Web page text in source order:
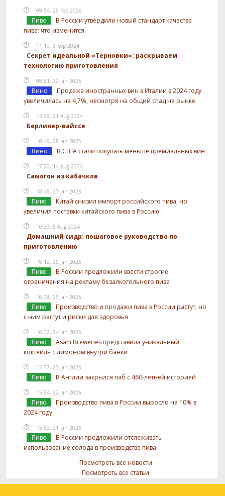
09:54, 26 Feb 2026
Пиво
В России утвердили новый стандарт качества
пива: что изменится
11:10, 6 Sep 2024
Секрет идеальной «Терновки»: раскрываем
технологию приготовления
09:51, 29 Jan 2025
Вино
Продажа иностранных вин в Италии в 2024 году
увеличилась на 4,7%, несмотря на общий спад на рынке
13:29, 21 Aug 2024
Берлинер-вайссе
18:49, 28 Jan 2025
Вино В США стали покупать меньше премиальных вин
17:20, 14 Aug 2024
Самогон из кабачков
18:45, 27 Jan 2025
Пиво
Китай снизил импорт российского пива, но
увеличил поставки китайского пива в Россию
10:39, 5 Aug 2024
Домашний сидр: пошаговое руководство по
приготовлению
16:12, 26 Jan 2025
Пиво
В России предложили ввести строгие
ограничения на рекламу безалкогольного пива
16:08, 25 Jan 2025
Пиво
Производство и продажи пива в России растут, но
с ним растут и риски для здоровья
16:02, 24 Jan 2025
Пиво
Asahi Breweries представила уникальный
коктейль с лимоном внутри банки
15:57, 23 Jan 2025
Пиво В Англии закрылся паб с 460-летней историей
15:54, 22 Jan 2025
Пиво
Производство пива в России выросло на 10% в
2024 году
15:52, 21 Jan 2025
Пиво
В России предложили отслеживать
использование солода в производстве пива
Посмотреть все новости
Посмотреть все статьи